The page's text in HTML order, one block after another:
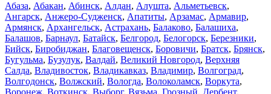
Абаза, Абакан, Абинск, Алдан, Алушта, Альметьевск,
Ангарск, Анжеро-Судженск, Апатиты, Арзамас, Армавир,
Армянск, Архангельск, Астрахань, Балаково, Балашиха,
Балашов, Барнаул, Батайск, Белгород, Белогорск, Березники,
Бийск, Биробиджан, Благовещенск, Боровичи, Братск, Брянск,
Бугульма, Бузулук, Валдай, Великий Новгород, Верхняя
Салда, Владивосток, Владикавказ, Владимир, Волгоград,
Волгодонск, Волжский, Вологда, Волоколамск, Воркута,